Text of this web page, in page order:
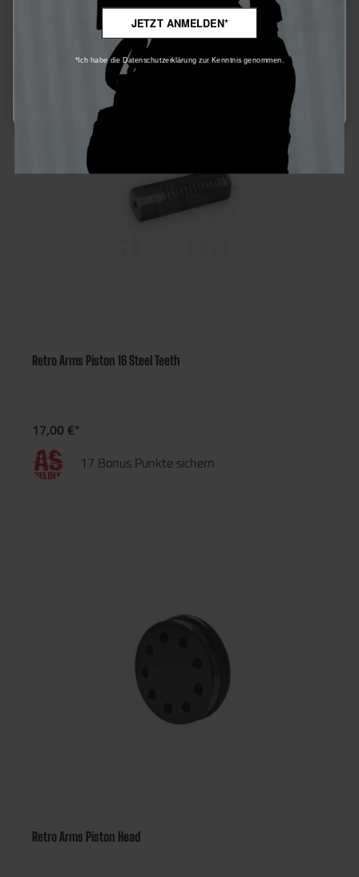
Retro Arms Piston 16 Steel Teeth
17,00 €*
17 Bonus Punkte sichern
Retro Arms Piston Head
Nur technisch notwendige
JETZT ANMELDEN*
*Ich habe die Datenschutzerklärung zur Kenntnis genommen.